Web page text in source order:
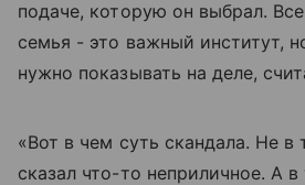
подаче, которую он выбрал.
семья - это важный институт,
нужно показывать на деле,
«Вот в чем суть скандала. Не в
сказал что-то неприличное. А